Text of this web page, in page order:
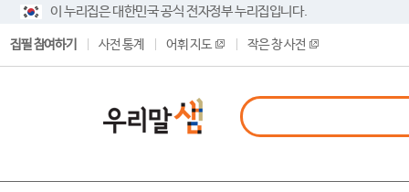
이 누리집은 대한민국 공식 전자정부 누리집입니다.
집필 참여하기 사전 통계 어휘 지도 작은 창 사전